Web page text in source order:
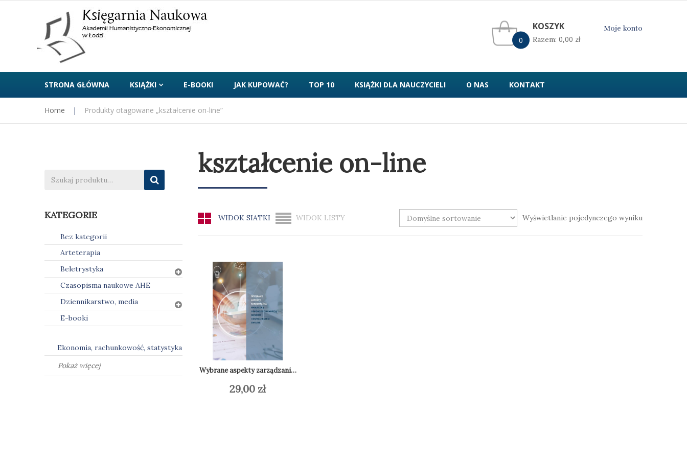
KOSZYK
0 Razem: 0,00 zł
Moje konto
STRONA GŁÓWNA KSIĄŻKI E-BOOKI JAK KUPOWAĆ? TOP 10 KSIĄŻKI DLA NAUCZYCIELI O NAS KONTAKT
Home | Produkty otagowane „kształcenie on-line”
kształcenie on-line
WIDOK SIATKI WIDOK LISTY Wyświetlanie pojedynczego wyniku
Wybrane aspekty zarządzania społeczną odpowiedzialnością biznesu i kształceniem on-line
29,00 zł
Dodaj do koszyka
KATEGORIE
Bez kategorii
Arteterapia
Beletrystyka
Czasopisma naukowe AHE
Dziennikarstwo, media
E-booki
Ekonomia, rachunkowość, statystyka
Pokaż więcej